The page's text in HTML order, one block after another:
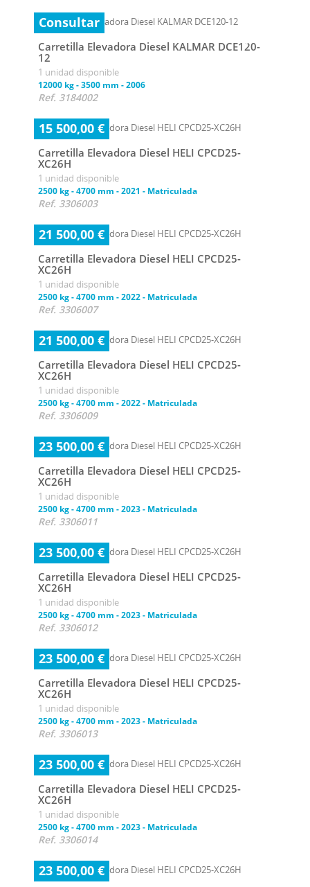
Consultar
Carretilla Elevadora Diesel KALMAR DCE120-
12
1 unidad disponible
12000 kg-3500 mm -2006
Ref. 3184002
15 500,00 €
Carretilla Elevadora Diesel HELI CPCD25-
XC26H
1 unidad disponible
2500 kg-4700 mm -2021 - Matriculada
Ref. 3306003
21 500,00 €
Carretilla Elevadora Diesel HELI CPCD25-
XC26H
1 unidad disponible
2500 kg-4700 mm -2022- Matriculada
Ref. 3306007
21 500,00 €
Carretilla Elevadora Diesel HELI CPCD25-
XC26H
1 unidad disponible
2500 kg-4700 mm -2022- Matriculada
Ref. 3306009
23 500,00 €
Carretilla Elevadora Diesel HELI CPCD25-
XC26H
1 unidad disponible
2500 kg-4700 mm -2023- Matriculada
Ref. 3306011
23 500,00 €
Carretilla Elevadora Diesel HELI CPCD25-
XC26H
1 unidad disponible
2500 kg-4700 mm -2023- Matriculada
Ref. 3306012
23 500,00 €
Carretilla Elevadora Diesel HELI CPCD25-
XC26H
1 unidad disponible
2500 kg-4700 mm -2023- Matriculada
Ref. 3306013
23 500,00 €
Carretilla Elevadora Diesel HELI CPCD25-
XC26H
1 unidad disponible
2500 kg-4700 mm -2023- Matriculada
Ref. 3306014
23 500,00 €